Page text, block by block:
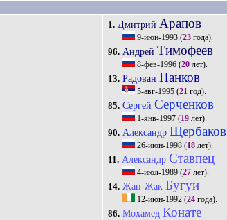
1. Дмитрий Арапов
9-июн-1993 (23 года).
96. АндрейТимофеев
8-фев-1996 (20 лет).
13. Радован Панков
5-авг-1995 (21 год).
85. СергейСерченков
1-янв-1997 (19 лет).
90. Александр Щербаков
26-июн-1998 (18 лет).
11. АлександрСтавпец
4-июл-1989 (27 лет).
14. Жан-Жак Бугуи
12-июн-1992 (24 года).
86. Мохамед Конате